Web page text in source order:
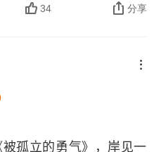
34 分享
孤立的勇气》，岸见一